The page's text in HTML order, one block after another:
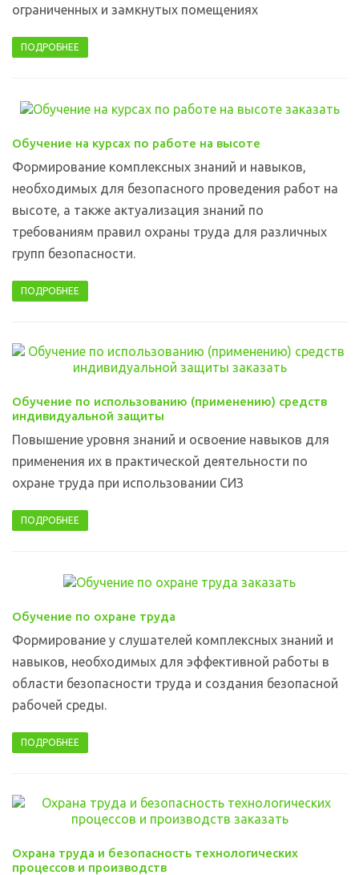
ограниченных и замкнутых помещениях
ПОДРОБНЕЕ
Обучение на курсах по работе на высоте
Формирование комплексных знаний и навыков,
необходимых для безопасного проведения работ на
высоте, а также актуализация знаний по
требованиям правил охраны труда для различных
групп безопасности.
ПОДРОБНЕЕ
Обучение по использованию (применению) средств
индивидуальной защиты
Повышение уровня знаний и освоение навыков для
применения их в практической деятельности по
охране труда при использовании СИЗ
ПОДРОБНЕЕ
Обучение по охране труда
Формирование у слушателей комплексных знаний и
навыков, необходимых для эффективной работы в
области безопасности труда и создания безопасной
рабочей среды.
ПОДРОБНЕЕ
Охрана труда и безопасность технологических
процессов и производств